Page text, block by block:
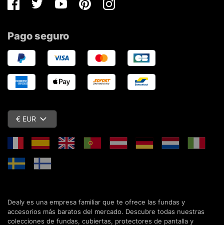
FacebookTwitterYoutubePinterestInstagram
Pago seguro
€ EUR
Dealy es una empresa familiar que te ofrece las fundas y
accesorios más baratos del mercado. Descubre todas nuestras
colecciones de fundas, cubiertas, protectores de pantalla y